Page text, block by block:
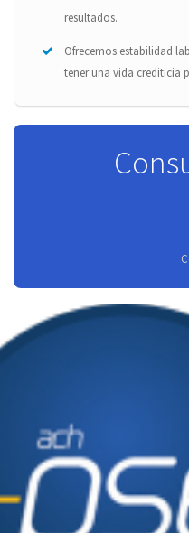
resultados.
Ofrecemos estabilidad
tener una vida crediticia